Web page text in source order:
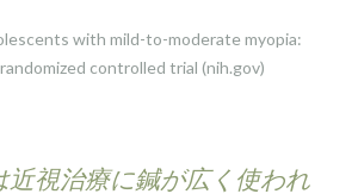
with mild-to-moderate myopia:
controlled trial (nih.gov)
近視治療に鍼が広く使われ